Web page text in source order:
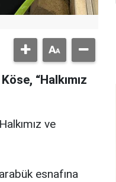
“Halkımız
ve
esnafına